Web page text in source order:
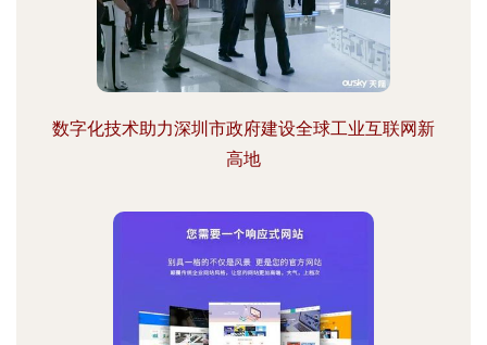
数字化技术助力深圳市政府建设全球工业互联网新
高地